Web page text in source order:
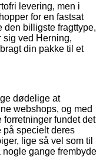
levering, men i
for en fastsat
den billigste fragttype,
sig ved Herning,
din pakke til et
dødelige at
webshops, og med
fundet det
på specielt deres
lige så vel som til
gange frembyde